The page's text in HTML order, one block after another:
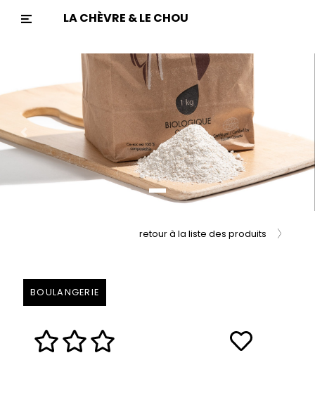
LA CHÈVRE & LE CHOU
Previous Next
BOULANGERIE
retour à la liste des produits